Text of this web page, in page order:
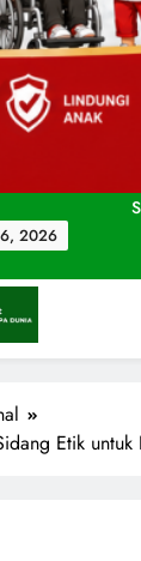
2026
Etik